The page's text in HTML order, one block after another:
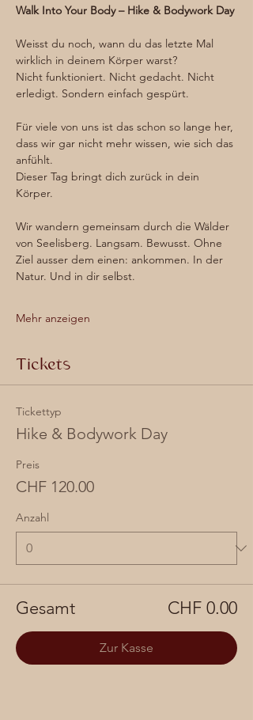
Walk Into Your Body – Hike & Bodywork Day
Weisst du noch, wann du das letzte Mal
wirklich in deinem Körper warst?
Nicht funktioniert. Nicht gedacht. Nicht
erledigt. Sondern einfach gespürt.
Für viele von uns ist das schon so lange her,
dass wir gar nicht mehr wissen, wie sich das
anfühlt.
Dieser Tag bringt dich zurück in dein
Körper.
Wir wandern gemeinsam durch die Wälder
von Seelisberg. Langsam. Bewusst. Ohne
Ziel ausser dem einen: ankommen. In der
Natur. Und in dir selbst.
Mehr anzeigen
Tickets
Tickettyp
Hike & Bodywork Day
Preis
CHF 120.00
Anzahl
Gesamt CHF 0.00
Zur Kasse